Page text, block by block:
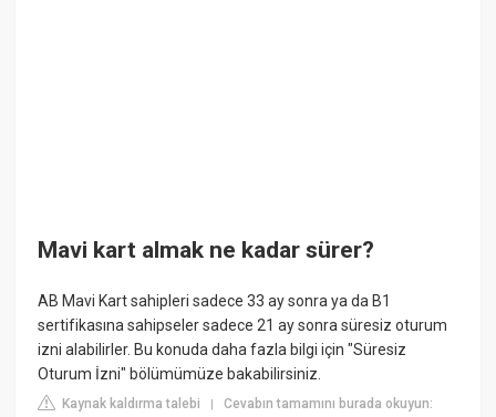
Mavi kart almak ne kadar sürer?
AB Mavi Kart sahipleri sadece 33 ay sonra ya da B1
sertifikasına sahipseler sadece 21 ay sonra süresiz oturum
izni alabilirler. Bu konuda daha fazla bilgi için "Süresiz
Oturum İzni" bölümümüze bakabilirsiniz.
Kaynak kaldırma talebi |Cevabın tamamını burada okuyun: